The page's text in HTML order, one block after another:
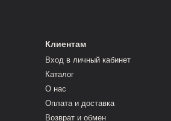
Клиентам
Вход в личный кабинет
Каталог
О нас
Оплата и доставка
Возврат и обмен